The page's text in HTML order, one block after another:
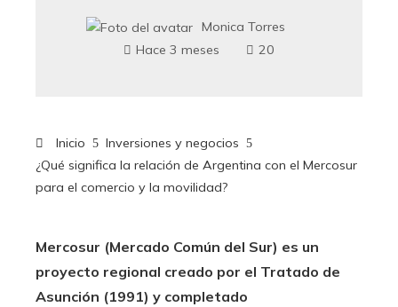
Monica Torres
Hace 3 meses
20
Inicio
Inversiones y negocios
¿Qué significa la relación de Argentina con el Mercosur
para el comercio y la movilidad?
Mercosur (Mercado Común del Sur) es un
proyecto regional creado por el Tratado de
Asunción (1991) y completado